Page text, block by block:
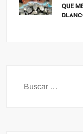
QUE